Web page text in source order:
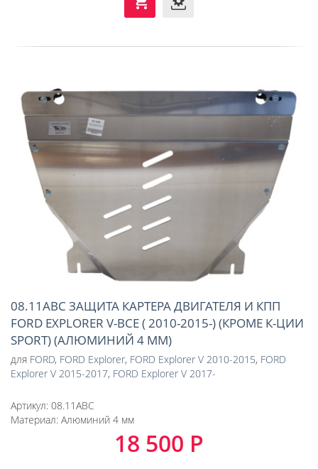
08.11ABC ЗАЩИТА КАРТЕРА ДВИГАТЕЛЯ И КПП
FORD EXPLORER V-ВСЕ ( 2010-2015-) (КРОМЕ К-ЦИИ
SPORT) (АЛЮМИНИЙ 4 ММ)
для FORD, FORD Explorer, FORD Explorer V 2010-2015, FORD
Explorer V 2015-2017, FORD Explorer V 2017-
Артикул: 08.11ABC
Материал: Алюминий 4 мм
18 500 Р